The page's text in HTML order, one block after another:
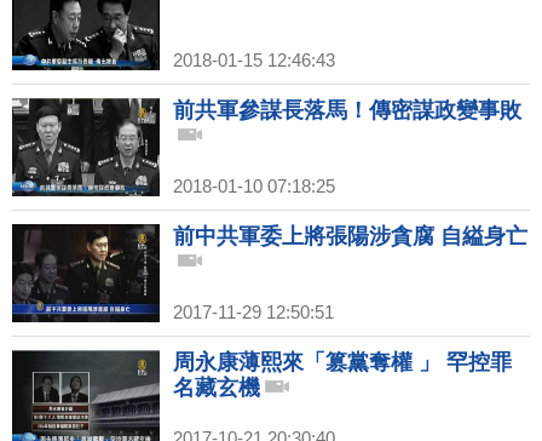
2018-01-15 12:46:43
前共軍參謀長落馬！傳密謀政變事敗
2018-01-10 07:18:25
前中共軍委上將張陽涉貪腐 自縊身亡
2017-11-29 12:50:51
周永康薄熙來「篡黨奪權 」 罕控罪
名藏玄機